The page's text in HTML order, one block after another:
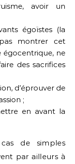
avoir un
égoïstes (la
montrer cet
égocentrique, ne
des sacrifices
d’éprouver de
;
en avant la
de simples
par ailleurs à